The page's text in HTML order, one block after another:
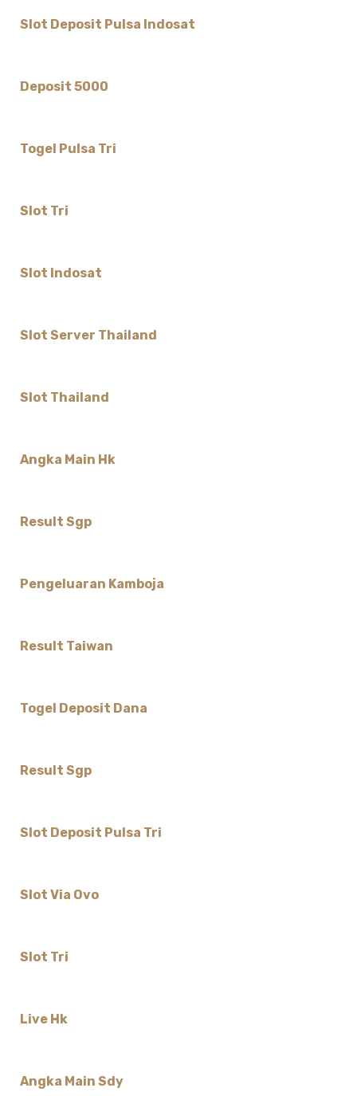
Slot Deposit Pulsa Indosat
Deposit 5000
Togel Pulsa Tri
Slot Tri
Slot Indosat
Slot Server Thailand
Slot Thailand
Angka Main Hk
Result Sgp
Pengeluaran Kamboja
Result Taiwan
Togel Deposit Dana
Result Sgp
Slot Deposit Pulsa Tri
Slot Via Ovo
Slot Tri
Live Hk
Angka Main Sdy